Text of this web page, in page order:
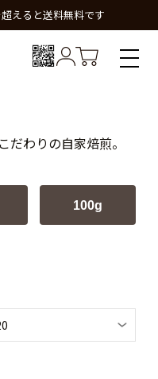
えると送料無料です
わりの自家焙煎。
100g